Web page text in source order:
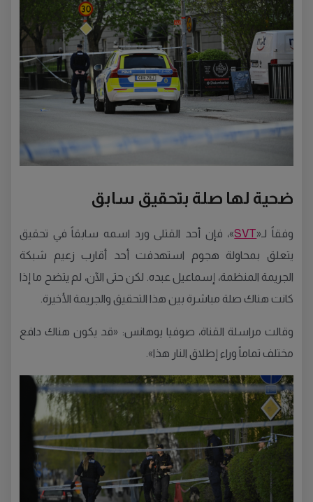
ضحية لها صلة بتحقيق سابق
وفقاً لـ«SVT»، فإن أحد القتلى ورد اسمه سابقاً في تحقيق
يتعلق بمحاولة هجوم استهدفت أحد أقارب زعيم شبكة
الجريمة المنظمة، إسماعيل عبده. لكن حتى الآن، لم يتضح ما إذا
كانت هناك صلة مباشرة بين هذا التحقيق والجريمة الأخيرة.
وقالت مراسلة القناة، صوفيا يوهانس: «قد يكون هناك دافع
مختلف تماماً وراء إطلاق النار هذا».